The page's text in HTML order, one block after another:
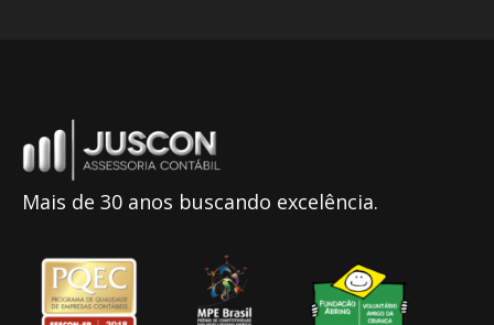
Mais de 30 anos buscando excelência.